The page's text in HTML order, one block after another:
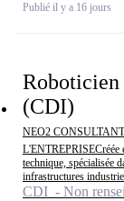
Publié il y a 16 jours
(CDI)
NEO2
L'ENTREPRISECréée
technique, spécialisée
infrastructures
CDI - Non